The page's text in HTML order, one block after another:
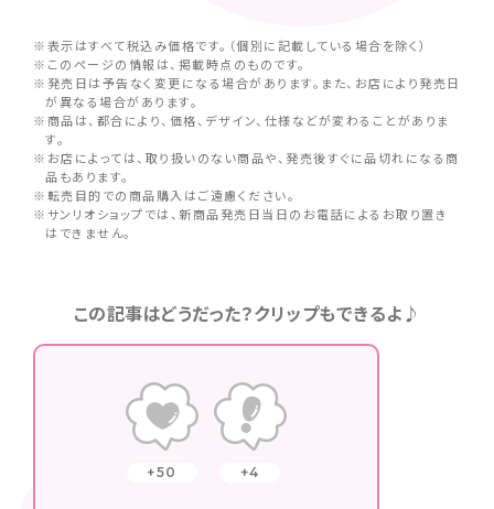
※表示はすべて税込み価格です。（個別に記載している場合を除く）
※このページの情報は、掲載時点のものです。
※発売日は予告なく変更になる場合があります。また、お店により発売日
が異なる場合があります。
※商品は、都合により、価格、デザイン、仕様などが変わることがありま
す。
※お店によっては、取り扱いのない商品や、発売後すぐに品切れになる商
品もあります。
※転売目的での商品購入はご遠慮ください。
※サンリオショップでは、新商品発売日当日のお電話によるお取り置き
はできません。
この記事はどうだった？クリップもできるよ♪
50 4